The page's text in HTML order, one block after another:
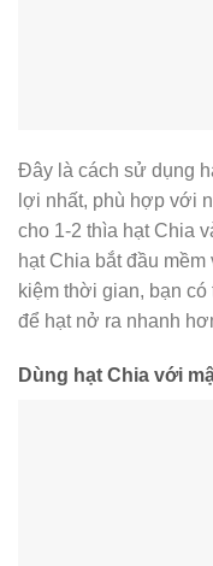
Đây là cách sử dụng
lợi nhất, phù hợp với
cho 1-2 thìa hạt Chia
hạt Chia bắt đầu
kiệm thời gian, bạn
để hạt nở ra nhanh
Dùng hạt Chia với